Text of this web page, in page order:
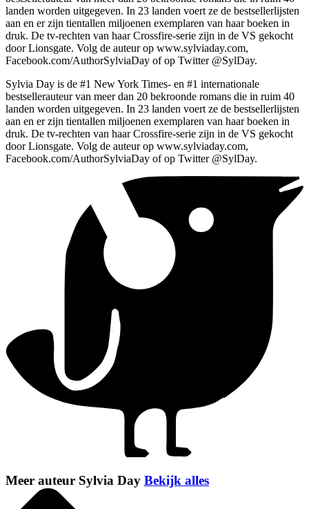
landen worden uitgegeven. In 23 landen voert ze de bestsellerlijsten
aan en er zijn tientallen miljoenen exemplaren van haar boeken in
druk. De tv-rechten van haar Crossfire-serie zijn in de VS gekocht
door Lionsgate. Volg de auteur op www.sylviaday.com,
Facebook.com/AuthorSylviaDay of op Twitter @SylDay.
Sylvia Day is de #1 New York Times- en #1 internationale
bestsellerauteur van meer dan 20 bekroonde romans die in ruim 40
landen worden uitgegeven. In 23 landen voert ze de bestsellerlijsten
aan en er zijn tientallen miljoenen exemplaren van haar boeken in
druk. De tv-rechten van haar Crossfire-serie zijn in de VS gekocht
door Lionsgate. Volg de auteur op www.sylviaday.com,
Facebook.com/AuthorSylviaDay of op Twitter @SylDay.
Meer auteur Sylvia Day Bekijk alles